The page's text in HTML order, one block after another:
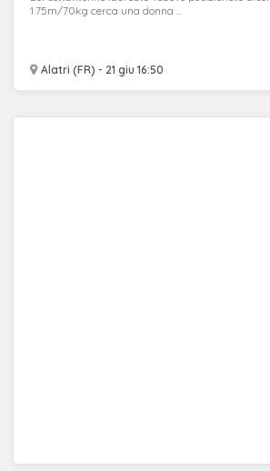
Alatri (FR) - 21 giu 16:50
1.75m/70kg cerca una donna ...